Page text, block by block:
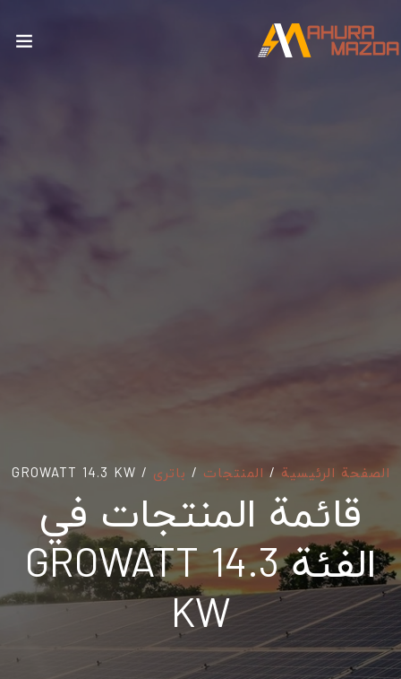
الصفحة الرئيسية / المنتجات / باتری /
قائمة المنتجات في
الفئة GROWATT 14.3
KW